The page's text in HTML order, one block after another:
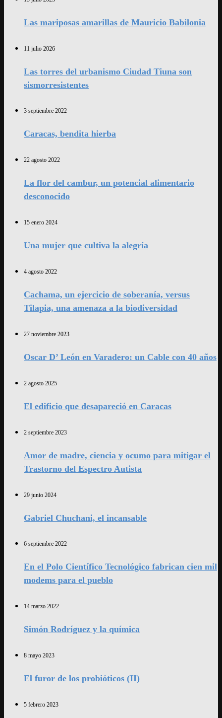
Las mariposas amarillas de Mauricio Babilonia
11 julio 2026
Las torres del urbanismo Ciudad Tiuna son
sismorresistentes
3 septiembre 2022
Caracas, bendita hierba
22 agosto 2022
La flor del cambur, un potencial alimentario
desconocido
15 enero 2024
Una mujer que cultiva la alegría
4 agosto 2022
Cachama, un ejercicio de soberanía, versus
Tilapia, una amenaza a la biodiversidad
27 noviembre 2023
Oscar D’ León en Varadero: un Cable con 40 años
2 agosto 2025
El edificio que desapareció en Caracas
2 septiembre 2023
Amor de madre, ciencia y ocumo para mitigar el
Trastorno del Espectro Autista
29 junio 2024
Gabriel Chuchani, el incansable
6 septiembre 2022
En el Polo Científico Tecnológico fabrican cien mil
modems para el pueblo
14 marzo 2022
Simón Rodríguez y la química
8 mayo 2023
El furor de los probióticos (II)
5 febrero 2023